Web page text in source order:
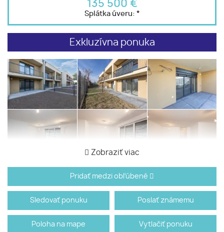
135 500 €
Splátka úveru: *
Exkluzívna ponuka
Zobraziť viac
Pridať medzi obľúbené
Sledovať ponuku Poslať známemu
Poloha na mape Vytlačiť ponuku